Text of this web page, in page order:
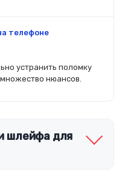
телефоне
устранить поломку
нюансов.
шлейфа для